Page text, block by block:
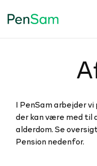
I PenSam arbejder
der kan være med til
alderdom. Se
Pension nedenfor.